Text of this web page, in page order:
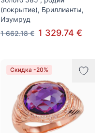
(покрытие), Бриллианты,
Изумруд
1 662.18 € 1 329.74 €
Скидка -20%